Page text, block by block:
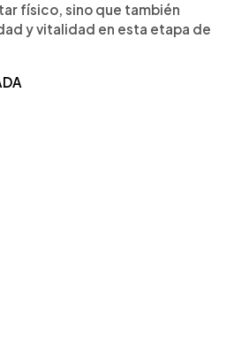
físico, sino que también
y vitalidad en esta etapa de